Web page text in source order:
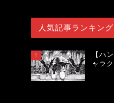
人気記事ランキング
1
【ハ
ャラ